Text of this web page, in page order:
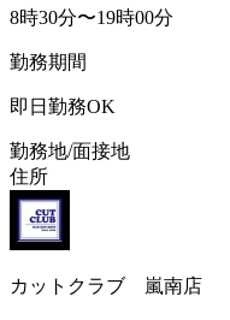
8時30分〜19時00分
勤務期間
即日勤務OK
勤務地/面接地
住所
カットクラブ 嵐南店